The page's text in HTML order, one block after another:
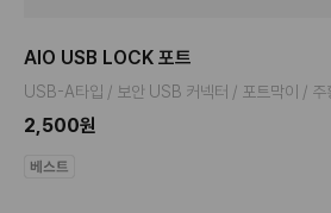
AIO USB LOCK 포트
USB-A타입 / 보안 USB 커넥터 / 포트막이 / 주
2,500원